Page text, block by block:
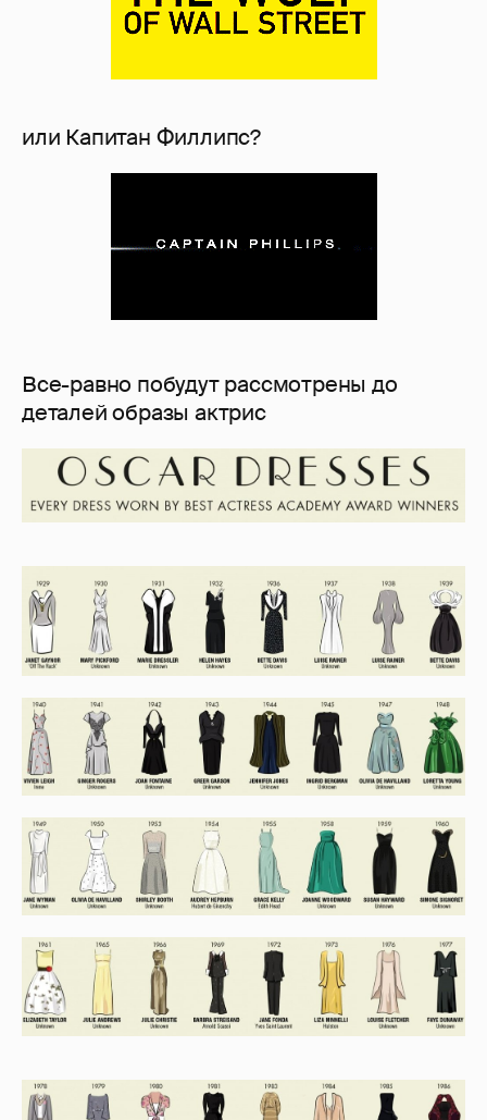
или Капитан Филлипс?
Все-равно побудут рассмотрены до
деталей образы актрис